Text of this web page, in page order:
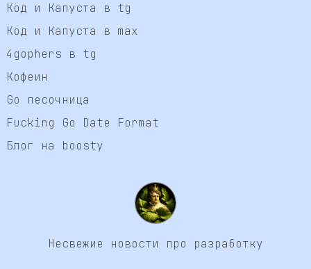
Код и Капуста в tg
Код и Капуста в max
4gophers в tg
Кофеин
Go песочница
Fucking Go Date Format
Блог на boosty
Несвежие новости про разработку